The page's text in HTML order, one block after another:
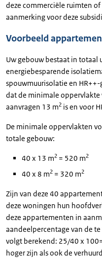
deze commerciële ruimten
aanmerking voor deze
Voorbeeld
Uw gebouw bestaat in totaal
energiebesparende
spouwmuurisolatie en
dat de minimale oppervlakte
aanvragen 13 m2 is en voor
De minimale oppervlakten
totale gebouw:
40 x 13 m2 = 520 m2
40 x 8 m2 = 320 m2
Zijn van deze 40
deze woningen hun
deze appartementen in
aandeelpercentage van de
volgt berekend: 25/40 x
hoger zijn als ook de